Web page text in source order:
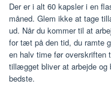
Der er i alt 60 kapsler i en
måned. Glem ikke at tage
ud. Når du kommer til at
for tæt på den tid, du ramte
en halv time før overskriften
tillægget bliver at arbejde og
bedste.